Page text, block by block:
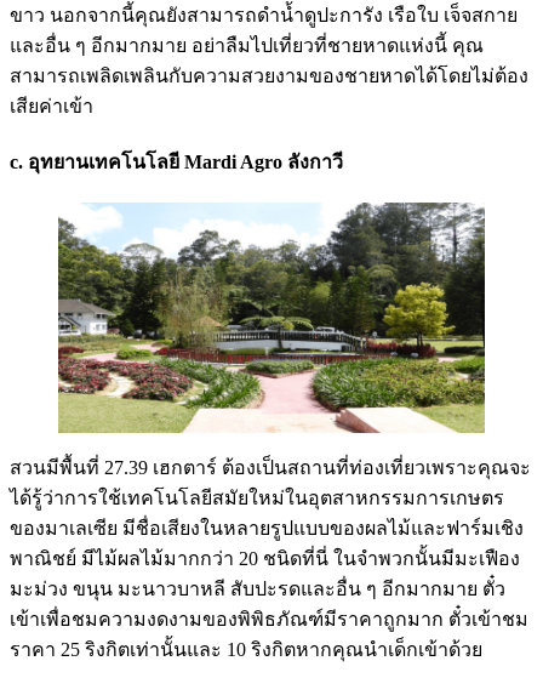
ขาว นอกจากนี้คุณยังสามารถดำน้ำดูปะการัง เรือใบ เจ็จสกาย
และอื่น ๆ อีกมากมาย อย่าลืมไปเที่ยวที่ชายหาดแห่งนี้ คุณ
สามารถเพลิดเพลินกับความสวยงามของชายหาดได้โดยไม่ต้อง
เสียค่าเข้า
c. อุทยานเทคโนโลยี Mardi Agro ลังกาวี
สวนมีพื้นที่ 27.39 เฮกตาร์ ต้องเป็นสถานที่ท่องเที่ยวเพราะคุณจะ
ได้รู้ว่าการใช้เทคโนโลยีสมัยใหม่ในอุตสาหกรรมการเกษตร
ของมาเลเซีย มีชื่อเสียงในหลายรูปแบบของผลไม้และฟาร์มเชิง
พาณิชย์ มีไม้ผลไม้มากกว่า 20 ชนิดที่นี่ ในจำพวกนั้นมีมะเฟือง
มะม่วง ขนุน มะนาวบาหลี สับปะรดและอื่น ๆ อีกมากมาย ตั๋ว
เข้าเพื่อชมความงดงามของพิพิธภัณฑ์มีราคาถูกมาก ตั๋วเข้าชม
ราคา 25 ริงกิตเท่านั้นและ 10 ริงกิตหากคุณนำเด็กเข้าด้วย